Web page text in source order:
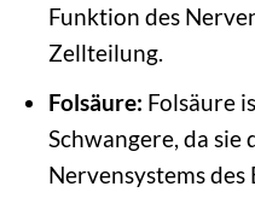
Funktion des
Zellteilung.
Folsäure: Folsäure
Schwangere, da sie
Nervensystems